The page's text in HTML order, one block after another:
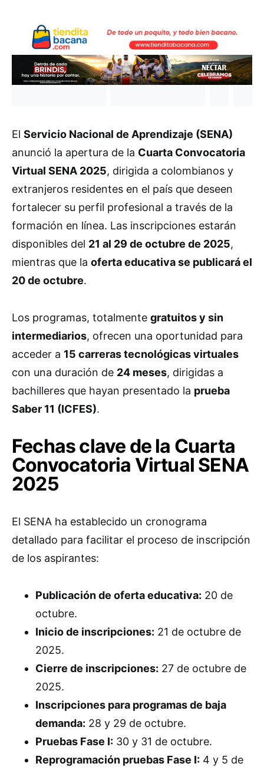
El Servicio Nacional de Aprendizaje (SENA)
anunció la apertura de la Cuarta Convocatoria
Virtual SENA 2025, dirigida a colombianos y
extranjeros residentes en el país que deseen
fortalecer su perfil profesional a través de la
formación en línea. Las inscripciones estarán
disponibles del 21 al 29 de octubre de 2025,
mientras que la oferta educativa se publicará el
20 de octubre.
Los programas, totalmente gratuitos y sin
intermediarios, ofrecen una oportunidad para
acceder a 15 carreras tecnológicas virtuales
con una duración de 24 meses, dirigidas a
bachilleres que hayan presentado la prueba
Saber 11 (ICFES).
Fechas clave de la Cuarta
Convocatoria Virtual SENA
2025
El SENA ha establecido un cronograma
detallado para facilitar el proceso de inscripción
de los aspirantes:
Publicación de oferta educativa: 20 de
octubre.
Inicio de inscripciones: 21 de octubre de
2025.
Cierre de inscripciones: 27 de octubre de
2025.
Inscripciones para programas de baja
demanda: 28 y 29 de octubre.
Pruebas Fase I: 30 y 31 de octubre.
Reprogramación pruebas Fase I: 4 y 5 de